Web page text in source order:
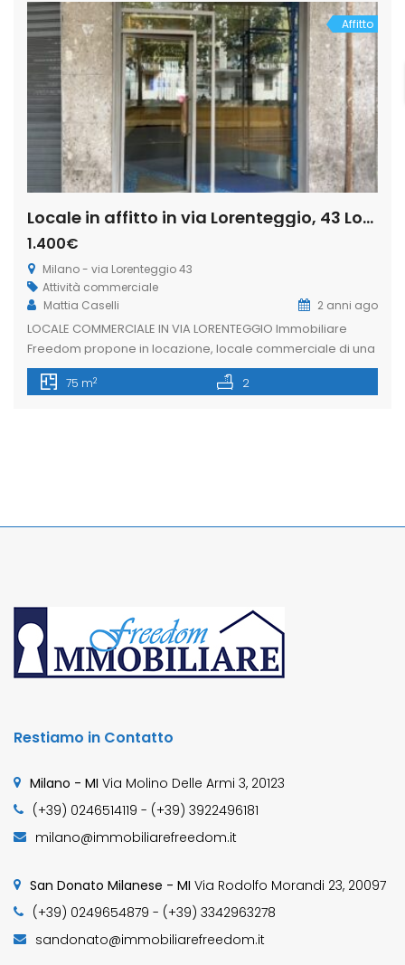
Affitto
Locale in affitto in via Lorenteggio, 43 Lorenteggio – Giambellino, Milano (Rif. IFM188)
1.400€
Milano - via Lorenteggio 43
Attività commerciale
Mattia Caselli
2 anni ago
LOCALE COMMERCIALE IN VIA LORENTEGGIO Immobiliare
Freedom propone in locazione, locale commerciale di una
vetrina su strada di circa 40mq. La soluzione è situata in via
Lorenteggio, zona ben servita dai mezzi pubblici, ricca di
75 m2 2
Restiamo in Contatto
Milano - MI Via Molino Delle Armi 3, 20123
(+39) 0246514119 - (+39) 3922496181
milano@immobiliarefreedom.it
San Donato Milanese - MI Via Rodolfo Morandi 23, 20097
(+39) 0249654879 - (+39) 3342963278
sandonato@immobiliarefreedom.it